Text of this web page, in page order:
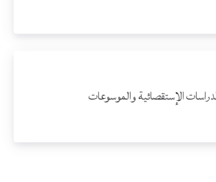
الإستقصائية والموسوعات